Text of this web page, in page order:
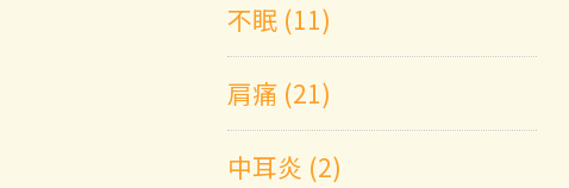
不眠 (11)
肩痛 (21)
中耳炎 (2)